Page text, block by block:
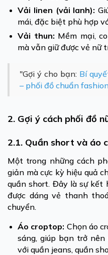
Vải linen (vải lanh):
mái, đặc biệt phù hợp
Vải thun: Mềm mại,
mà vẫn giữ được vẻ nữ
"Gợi ý cho bạn: Bí
– phối đồ chuẩn
2. Gợi ý cách phối đồ
2.1. Quần short và áo
Một trong những cách
giản mà cực kỳ hiệu quả
quần short. Đây là sự kết
được dáng vẻ thanh
chuyển.
Áo croptop: Chọn áo
sáng, giúp bạn trở
với quần jeans, quần